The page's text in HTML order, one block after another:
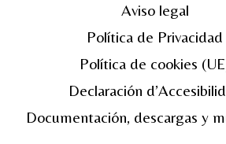
Aviso legal
Política de Privacidad
Política de cookies
Declaración
Documentación, descargas y